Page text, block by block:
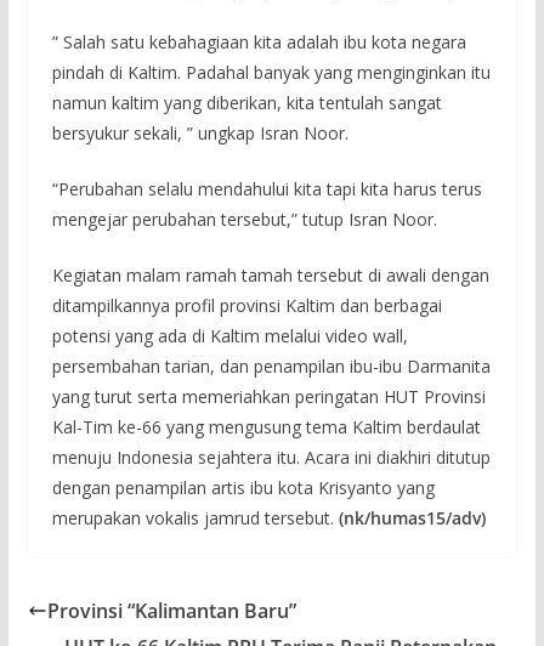
” Salah satu kebahagiaan kita adalah ibu kota negara
pindah di Kaltim. Padahal banyak yang menginginkan itu
namun kaltim yang diberikan, kita tentulah sangat
bersyukur sekali, ” ungkap Isran Noor.
“Perubahan selalu mendahului kita tapi kita harus terus
mengejar perubahan tersebut,” tutup Isran Noor.
Kegiatan malam ramah tamah tersebut di awali dengan
ditampilkannya profil provinsi Kaltim dan berbagai
potensi yang ada di Kaltim melalui video wall,
persembahan tarian, dan penampilan ibu-ibu Darmanita
yang turut serta memeriahkan peringatan HUT Provinsi
Kal-Tim ke-66 yang mengusung tema Kaltim berdaulat
menuju Indonesia sejahtera itu. Acara ini diakhiri ditutup
dengan penampilan artis ibu kota Krisyanto yang
merupakan vokalis jamrud tersebut. (nk/humas15/adv)
Provinsi “Kalimantan Baru”